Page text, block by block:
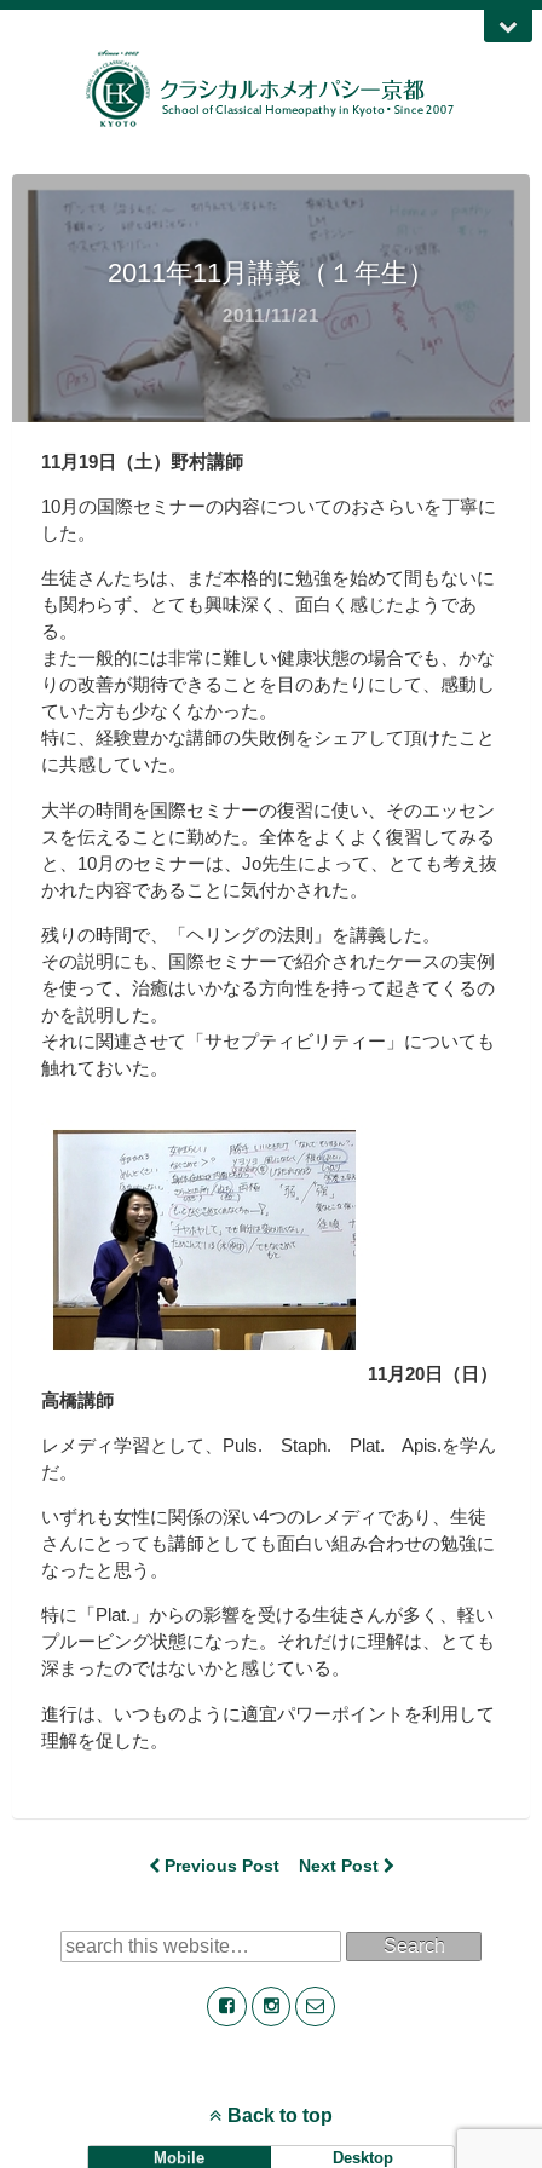
2011年11月講義（１年生）
2011/11/21
11月19日（土）野村講師
10月の国際セミナーの内容についてのおさらいを丁寧に
した。
生徒さんたちは、まだ本格的に勉強を始めて間もないに
も関わらず、とても興味深く、面白く感じたようであ
る。
また一般的には非常に難しい健康状態の場合でも、かな
りの改善が期待できることを目のあたりにして、感動し
ていた方も少なくなかった。
特に、経験豊かな講師の失敗例をシェアして頂けたこと
に共感していた。
大半の時間を国際セミナーの復習に使い、そのエッセン
スを伝えることに勤めた。全体をよくよく復習してみる
と、10月のセミナーは、Jo先生によって、とても考え抜
かれた内容であることに気付かされた。
残りの時間で、「ヘリングの法則」を講義した。
その説明にも、国際セミナーで紹介されたケースの実例
を使って、治癒はいかなる方向性を持って起きてくるの
かを説明した。
それに関連させて「サセプティビリティー」についても
触れておいた。
11月20日（日）
高橋講師
レメディ学習として、Puls. Staph. Plat. Apis.を学ん
だ。
いずれも女性に関係の深い4つのレメディであり、生徒
さんにとっても講師としても面白い組み合わせの勉強に
なったと思う。
特に「Plat.」からの影響を受ける生徒さんが多く、軽い
プルービング状態になった。それだけに理解は、とても
深まったのではないかと感じている。
進行は、いつものように適宜パワーポイントを利用して
理解を促した。
Previous Post Next Post
Search
Back to top
Mobile Desktop